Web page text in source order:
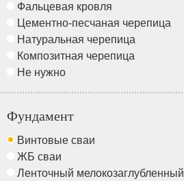
Фальцевая кровля
Цементно-песчаная черепица
Натуральная черепица
Композитная черепица
Не нужно
Фундамент
Винтовые сваи
ЖБ сваи
Ленточный мелокозаглубленный